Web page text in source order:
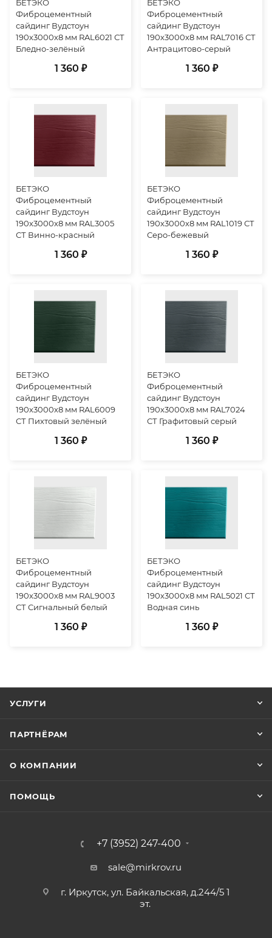
БЕТЭКО
Фиброцементный
сайдинг Вудстоун
190х3000х8 мм RAL6021 СТ
Бледно-зелёный
1 360 ₽
БЕТЭКО
Фиброцементный
сайдинг Вудстоун
190х3000х8 мм RAL7016 СТ
Антрацитово-серый
1 360 ₽
БЕТЭКО
Фиброцементный
сайдинг Вудстоун
190х3000х8 мм RAL3005
СТ Винно-красный
1 360 ₽
БЕТЭКО
Фиброцементный
сайдинг Вудстоун
190х3000х8 мм RAL1019 СТ
Серо-бежевый
1 360 ₽
БЕТЭКО
Фиброцементный
сайдинг Вудстоун
190х3000х8 мм RAL6009
СТ Пихтовый зелёный
1 360 ₽
БЕТЭКО
Фиброцементный
сайдинг Вудстоун
190х3000х8 мм RAL7024
СТ Графитовый серый
1 360 ₽
БЕТЭКО
Фиброцементный
сайдинг Вудстоун
190х3000х8 мм RAL9003
СТ Сигнальный белый
1 360 ₽
БЕТЭКО
Фиброцементный
сайдинг Вудстоун
190х3000х8 мм RAL5021 СТ
Водная синь
1 360 ₽
УСЛУГИ
ПАРТНЁРАМ
О КОМПАНИИ
ПОМОЩЬ
+7 (3952) 247-400
sale@mirkrov.ru
г. Иркутск, ул. Байкальская, д.244/5 1
эт.